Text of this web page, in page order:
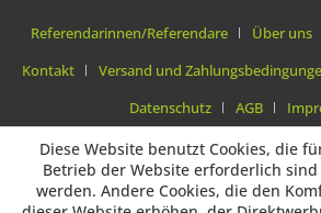
Referendarinnen/Referendare Über uns
Kontakt
Versand und
Datenschutz
AGB
Diese Website benutzt Cookies, die
Betrieb der Website erforderlich
werden. Andere Cookies, die den